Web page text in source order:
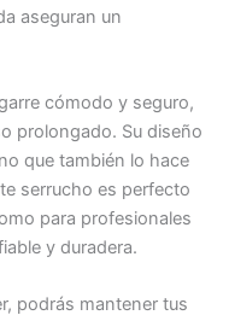
aseguran un
cómodo y seguro,
prolongado. Su diseño
que también lo hace
serrucho es perfecto
para profesionales
y duradera.
podrás mantener tus